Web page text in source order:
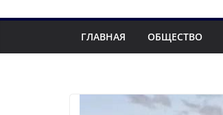
ГЛАВНАЯ ОБЩЕСТВО